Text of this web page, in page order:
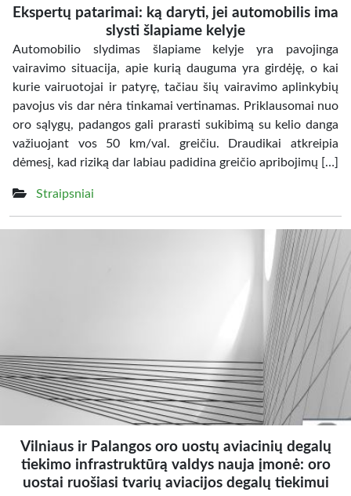
Ekspertų patarimai: ką daryti, jei automobilis ima
slysti šlapiame kelyje
Automobilio slydimas šlapiame kelyje yra pavojinga
vairavimo situacija, apie kurią dauguma yra girdėję, o kai
kurie vairuotojai ir patyrę, tačiau šių vairavimo aplinkybių
pavojus vis dar nėra tinkamai vertinamas. Priklausomai nuo
oro sąlygų, padangos gali prarasti sukibimą su kelio danga
važiuojant vos 50 km/val. greičiu. Draudikai atkreipia
dėmesį, kad riziką dar labiau padidina greičio apribojimų […]
Straipsniai
Vilniaus ir Palangos oro uostų aviacinių degalų
tiekimo infrastruktūrą valdys nauja įmonė: oro
uostai ruošiasi tvarių aviacijos degalų tiekimui